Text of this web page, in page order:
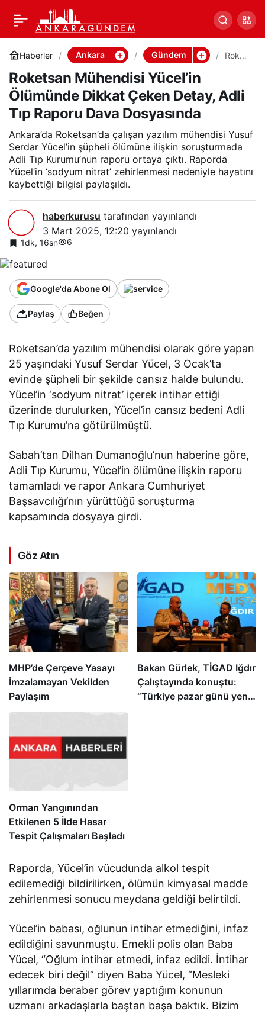
Haberler Ankara Gündem
Roket
Yücel’i
Dikkat
Çeken
Detay,
Adli
Tıp
Roketsan Mühendisi Yücel’in
Ölümünde Dikkat Çeken Detay, Adli
Tıp Raporu Dava Dosyasında
Ankara’da Roketsan’da çalışan yazılım mühendisi Yusuf
Serdar Yücel’in şüpheli ölümüne ilişkin soruşturmada
Adli Tıp Kurumu’nun raporu ortaya çıktı. Raporda
Yücel’in ‘sodyum nitrat’ zehirlenmesi nedeniyle hayatını
kaybettiği bilgisi paylaşıldı.
haberkurusu tarafından yayınlandı
3 Mart 2025, 12:20 yayınlandı
1dk, 16sn 6
Google'da Abone Ol
Paylaş Beğen
Roketsan’da yazılım mühendisi olarak göre yapan
25 yaşındaki Yusuf Serdar Yücel, 3 Ocak’ta
evinde şüpheli bir şekilde cansız halde bulundu.
Yücel’in ‘sodyum nitrat’ içerek intihar ettiği
üzerinde durulurken, Yücel’in cansız bedeni Adli
Tıp Kurumu’na götürülmüştü.
Sabah’tan Dilhan Dumanoğlu’nun haberine göre,
Adli Tıp Kurumu, Yücel’in ölümüne ilişkin raporu
tamamladı ve rapor Ankara Cumhuriyet
Başsavcılığı’nın yürüttüğü soruşturma
kapsamında dosyaya girdi.
Göz Atın
MHP’de Çerçeve Yasayı
İmzalamayan Vekilden
Paylaşım
Bakan Gürlek, TİGAD Iğdır
Çalıştayında konuştu:
“Türkiye pazar günü yeni
Orman Yangınından
Etkilenen 5 İlde Hasar
Tespit Çalışmaları Başladı
Raporda, Yücel’in vücudunda alkol tespit
edilemediği bildirilirken, ölümün kimyasal madde
zehirlenmesi sonucu meydana geldiği belirtildi.
Yücel’in babası, oğlunun intihar etmediğini, infaz
edildiğini savunmuştu. Emekli polis olan Baba
Yücel, “Oğlum intihar etmedi, infaz edildi. İntihar
edecek biri değil” diyen Baba Yücel, “Mesleki
yıllarımda beraber görev yaptığım konunun
uzmanı arkadaşlarla baştan başa baktık. Bizim
Roketsan Mühendisi
Yücel’in Ölümünde
Dikkat Çeken Detay, Adli
Tıp Raporu Dava
Dosyasında
Paylaş